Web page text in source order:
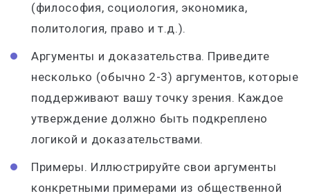
(философия, социология, экономика,
политология, право и т.д.).
Аргументы и доказательства. Приведите
несколько (обычно 2-3) аргументов, которые
поддерживают вашу точку зрения. Каждое
утверждение должно быть подкреплено
логикой и доказательствами.
Примеры. Иллюстрируйте свои аргументы
конкретными примерами из общественной